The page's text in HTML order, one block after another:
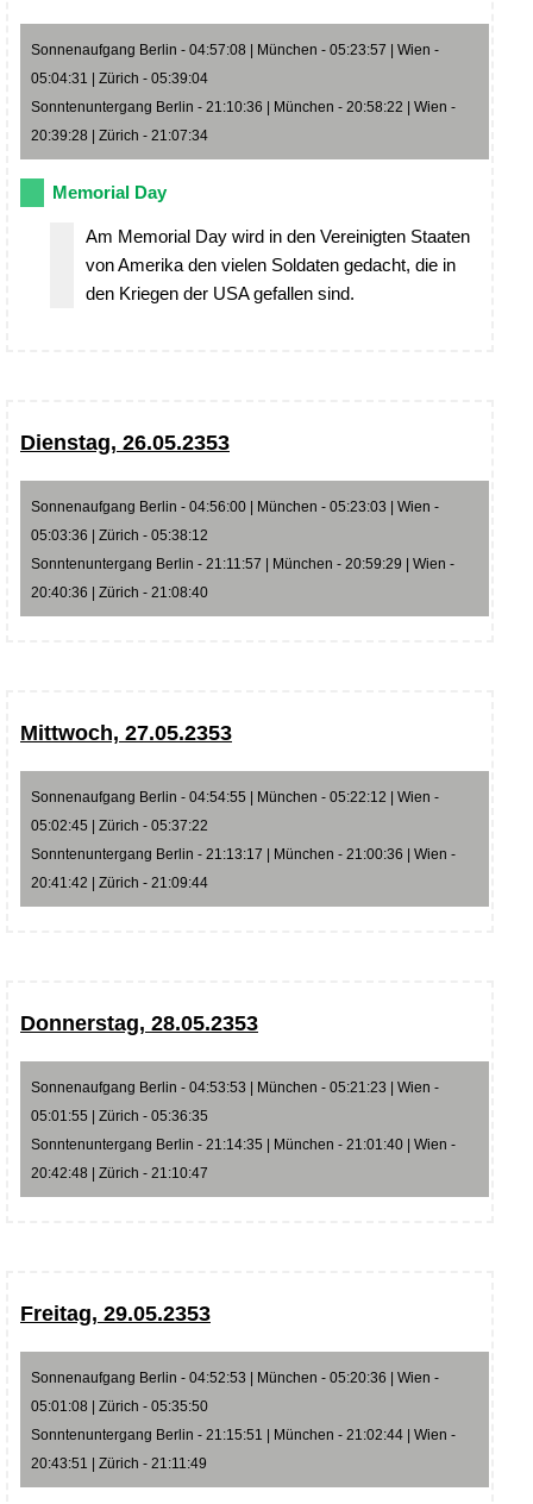
Sonnenaufgang Berlin - 04:57:08 | München - 05:23:57 | Wien -
05:04:31 | Zürich - 05:39:04
Sonntenuntergang Berlin - 21:10:36 | München - 20:58:22 | Wien -
20:39:28 | Zürich - 21:07:34
Memorial Day
Am Memorial Day wird in den Vereinigten Staaten
von Amerika den vielen Soldaten gedacht, die in
den Kriegen der USA gefallen sind.
Dienstag, 26.05.2353
Sonnenaufgang Berlin - 04:56:00 | München - 05:23:03 | Wien -
05:03:36 | Zürich - 05:38:12
Sonntenuntergang Berlin - 21:11:57 | München - 20:59:29 | Wien -
20:40:36 | Zürich - 21:08:40
Mittwoch, 27.05.2353
Sonnenaufgang Berlin - 04:54:55 | München - 05:22:12 | Wien -
05:02:45 | Zürich - 05:37:22
Sonntenuntergang Berlin - 21:13:17 | München - 21:00:36 | Wien -
20:41:42 | Zürich - 21:09:44
Donnerstag, 28.05.2353
Sonnenaufgang Berlin - 04:53:53 | München - 05:21:23 | Wien -
05:01:55 | Zürich - 05:36:35
Sonntenuntergang Berlin - 21:14:35 | München - 21:01:40 | Wien -
20:42:48 | Zürich - 21:10:47
Freitag, 29.05.2353
Sonnenaufgang Berlin - 04:52:53 | München - 05:20:36 | Wien -
05:01:08 | Zürich - 05:35:50
Sonntenuntergang Berlin - 21:15:51 | München - 21:02:44 | Wien -
20:43:51 | Zürich - 21:11:49